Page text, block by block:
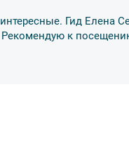
Гид Елена
Рекомендую к